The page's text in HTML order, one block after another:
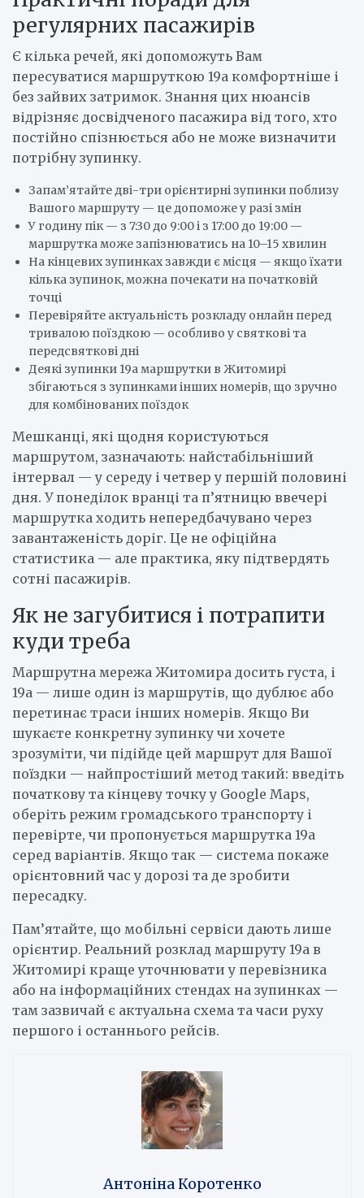
регулярних пасажирів
Є кілька речей, які допоможуть Вам
пересуватися маршруткою 19а комфортніше і
без зайвих затримок. Знання цих нюансів
відрізняє досвідченого пасажира від того, хто
постійно спізнюється або не може визначити
потрібну зупинку.
Запам’ятайте дві-три орієнтирні зупинки поблизу
Вашого маршруту — це допоможе у разі змін
У годину пік — з 7:30 до 9:00 і з 17:00 до 19:00 —
маршрутка може запізнюватись на 10–15 хвилин
На кінцевих зупинках завжди є місця — якщо їхати
кілька зупинок, можна почекати на початковій
точці
Перевіряйте актуальність розкладу онлайн перед
тривалою поїздкою — особливо у святкові та
передсвяткові дні
Деякі зупинки 19а маршрутки в Житомирі
збігаються з зупинками інших номерів, що зручно
для комбінованих поїздок
Мешканці, які щодня користуються
маршрутом, зазначають: найстабільніший
інтервал — у середу і четвер у першій половині
дня. У понеділок вранці та п’ятницю ввечері
маршрутка ходить непередбачувано через
завантаженість доріг. Це не офіційна
статистика — але практика, яку підтвердять
сотні пасажирів.
Як не загубитися і потрапити
куди треба
Маршрутна мережа Житомира досить густа, і
19а — лише один із маршрутів, що дублює або
перетинає траси інших номерів. Якщо Ви
шукаєте конкретну зупинку чи хочете
зрозуміти, чи підійде цей маршрут для Вашої
поїздки — найпростіший метод такий: введіть
початкову та кінцеву точку у Google Maps,
оберіть режим громадського транспорту і
перевірте, чи пропонується маршрутка 19а
серед варіантів. Якщо так — система покаже
орієнтовний час у дорозі та де зробити
пересадку.
Пам’ятайте, що мобільні сервіси дають лише
орієнтир. Реальний розклад маршруту 19а в
Житомирі краще уточнювати у перевізника
або на інформаційних стендах на зупинках —
там зазвичай є актуальна схема та часи руху
першого і останнього рейсів.
Антоніна Коротенко